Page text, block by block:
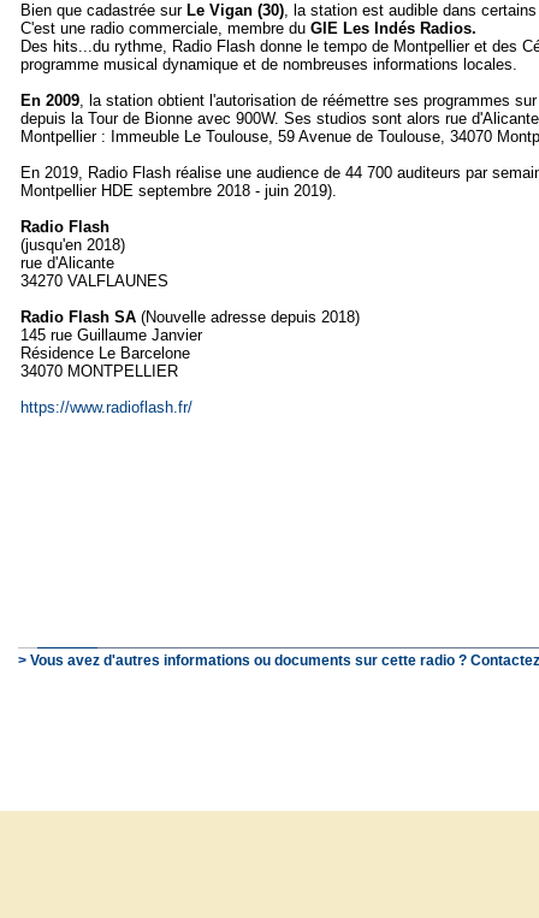
Bien que cadastrée sur Le Vigan (30), la station est audible dans
C'est une radio commerciale, membre du GIE Les Indés Radios.
Des hits...du rythme, Radio Flash donne le tempo de Montpellier et des
programme musical dynamique et de nombreuses informations locales.
En 2009, la station obtient l'autorisation de réémettre ses programmes
depuis la Tour de Bionne avec 900W. Ses studios sont alors rue
Montpellier : Immeuble Le Toulouse, 59 Avenue de Toulouse, 34070
En 2019, Radio Flash réalise une audience de 44 700 auditeurs par
Montpellier HDE septembre 2018 - juin 2019).
Radio Flash
(jusqu'en 2018)
rue d'Alicante
34270 VALFLAUNES
Radio Flash SA (Nouvelle adresse depuis 2018)
145 rue Guillaume Janvier
Résidence Le Barcelone
34070 MONTPELLIER
https://www.radioflash.fr/
> Vous avez d'autres informations ou documents sur cette radio ?